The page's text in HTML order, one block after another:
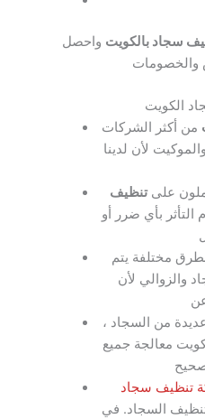
سجاد بالكويت واحصل
والخصومات
الكويت
من أكثر الشركات
لأن لدينا
علىتنظيف
التأثر بأي ضرر أو
مختلفة يتم
والزوالي لأن
من السجاد ،
معالجة جميع
تنظيف سجاد
تنظيف السجاد. في